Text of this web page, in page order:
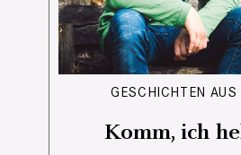
GESCHICHTEN AUS
Komm, ich